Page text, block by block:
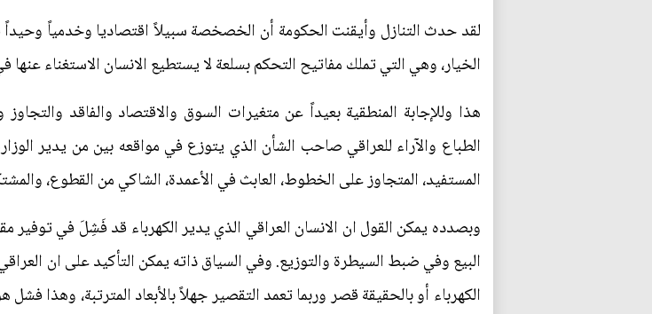
لقد حدث التنازل وأيقنت الحكومة أن الخصخصة سبيلاً اقتصاديا وخدمياً وحيداً
الخيار، وهي التي تملك مفاتيح التحكم بسلعة لا يستطيع الانسان الاستغناء عنها
هذا وللإجابة المنطقية بعيداً عن متغيرات السوق والاقتصاد والفاقد
الطباع والآراء للعراقي صاحب الشأن الذي يتوزع في مواقعه بين من يدير
المستفيد، المتجاوز على الخطوط، العابث في الأعمدة، الشاكي من القطوع،
وبصدده يمكن القول ان الانسان العراقي الذي يدير الكهرباء قد فَشِلَ في
البيع وفي ضبط السيطرة والتوزيع. وفي السياق ذاته يمكن التأكيد على ان
الكهرباء أو بالحقيقة قصر وربما تعمد التقصير جهلاً بالأبعاد المترتبة، وهذا